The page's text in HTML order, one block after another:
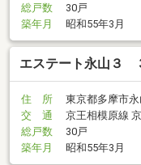
総戸数
30戸
築年月
昭和55年3月
エステート永山３
住 所
東京都多摩市
交 通
京王相模原線
総戸数
30戸
築年月
昭和55年3月